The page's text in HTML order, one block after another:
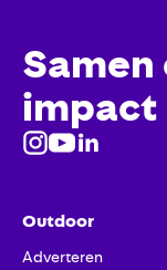
Samen
impact
Outdoor
Adverteren